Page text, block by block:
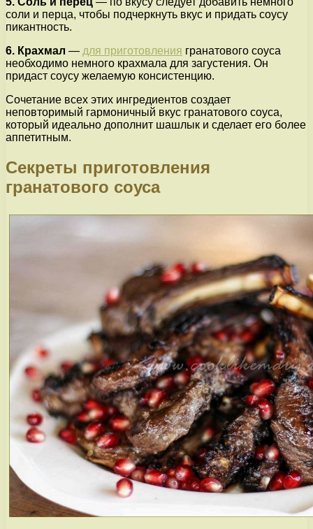
соли и перца, чтобы подчеркнуть вкус и придать соусу
пикантность.
6. Крахмал — для приготовления гранатового соуса
необходимо немного крахмала для загустения. Он
придаст соусу желаемую консистенцию.
Сочетание всех этих ингредиентов создает
неповторимый гармоничный вкус гранатового соуса,
который идеально дополнит шашлык и сделает его более
аппетитным.
Секреты приготовления
гранатового соуса